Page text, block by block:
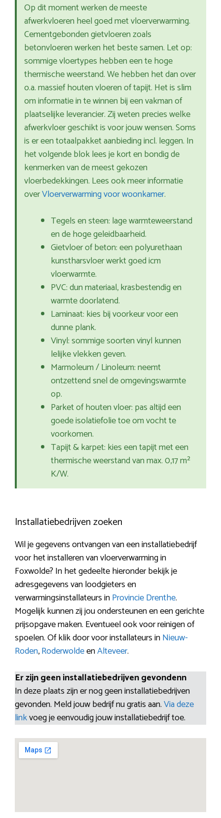
Op dit moment werken de meeste
afwerkvloeren heel goed met vloerverwarming.
Cementgebonden gietvloeren zoals
betonvloeren werken het beste samen. Let op:
sommige vloertypes hebben een te hoge
thermische weerstand. We hebben het dan over
o.a. massief houten vloeren of tapijt. Het is slim
om informatie in te winnen bij een vakman of
plaatselijke leverancier. Zij weten precies welke
afwerkvloer geschikt is voor jouw wensen. Soms
is er een totaalpakket aanbieding incl. leggen. In
het volgende blok lees je kort en bondig de
kenmerken van de meest gekozen
vloerbedekkingen. Lees ook meer informatie
overVloerverwarming voor woonkamer.
Tegels en steen: lage warmteweerstand
en de hoge geleidbaarheid.
Gietvloer of beton: een polyurethaan
kunstharsvloer werkt goed icm
vloerwarmte.
PVC: dun materiaal, krasbestendig en
warmte doorlatend.
Laminaat: kies bij voorkeur voor een
dunne plank.
Vinyl: sommige soorten vinyl kunnen
lelijke vlekken geven.
Marmoleum / Linoleum: neemt
ontzettend snel de omgevingswarmte
op.
Parket of houten vloer: pas altijd een
goede isolatiefolie toe om vocht te
voorkomen.
Tapijt & karpet: kies een tapijt met een
thermische weerstand van max. 0,17 m²
K/W.
Installatiebedrijven zoeken
Wil je gegevens ontvangen van een installatiebedrijf
voor het installeren van vloerverwarming in
Foxwolde? In het gedeelte hieronder bekijk je
adresgegevens van loodgieters en
verwarmingsinstallateurs inProvincie Drenthe.
Mogelijk kunnen zij jou ondersteunen en een gerichte
prijsopgave maken. Eventueel ook voor reinigen of
spoelen. Of klik door voor installateurs inNieuw-
Roden,RoderwoldeenAlteveer.
Er zijn geen installatiebedrijven gevondenn
In deze plaats zijn er nog geen installatiebedrijven
gevonden. Meld jouw bedrijf nu gratis aan.Via deze
linkvoeg je eenvoudig jouw installatiebedrijf toe.